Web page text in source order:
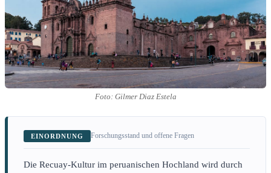
Foto: Gilmer Diaz Estela
EINORDNUNG Forschungsstand und offene Fragen
Die Recuay-Kultur im peruanischen Hochland wird durch